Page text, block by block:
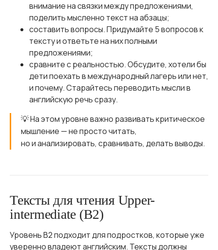
внимание на связки между предложениями,
поделить мысленно текст на абзацы;
составить вопросы. Придумайте 5 вопросов к
тексту и ответьте на них полными
предложениями;
сравните с реальностью. Обсудите, хотели бы
дети поехать в международный лагерь или нет,
и почему. Старайтесь переводить мысли в
английскую речь сразу.
💡 На этом уровне важно развивать критическое
мышление — не просто читать,
но и анализировать, сравнивать, делать выводы.
Тексты для чтения Upper-
intermediate (B2)
Уровень B2 подходит для подростков, которые уже
уверенно владеют английским. Тексты должны